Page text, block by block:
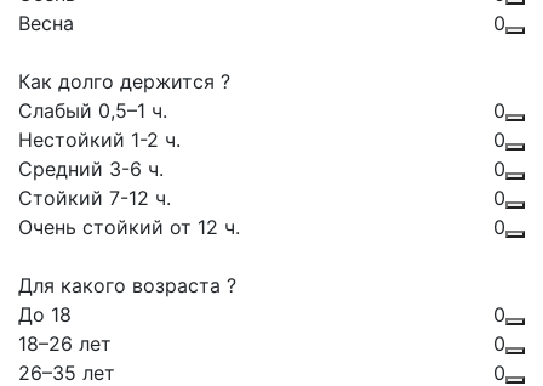
Весна
0
Как долго держится ?
Слабый 0,5–1 ч.
0
Нестойкий 1-2 ч.
0
Средний 3-6 ч.
0
Стойкий 7-12 ч.
0
Очень стойкий от 12 ч.
0
Для какого возраста ?
До 18
0
18–26 лет
0
26–35 лет
0